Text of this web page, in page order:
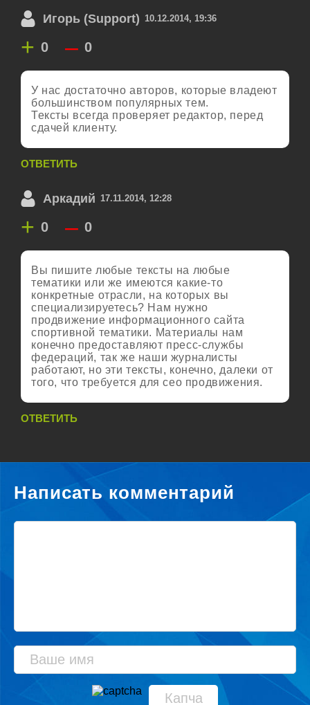
Игорь (Support) 10.12.2014, 19:36
+ 0 – 0
У нас достаточно авторов, которые владеют
большинством популярных тем.
Тексты всегда проверяет редактор, перед
сдачей клиенту.
ОТВЕТИТЬ
Аркадий 17.11.2014, 12:28
+ 0 – 0
Вы пишите любые тексты на любые
тематики или же имеются какие-то
конкретные отрасли, на которых вы
специализируетесь? Нам нужно
продвижение информационного сайта
спортивной тематики. Материалы нам
конечно предоставляют пресс-службы
федераций, так же наши журналисты
работают, но эти тексты, конечно, далеки от
того, что требуется для сео продвижения.
ОТВЕТИТЬ
Написать комментарий